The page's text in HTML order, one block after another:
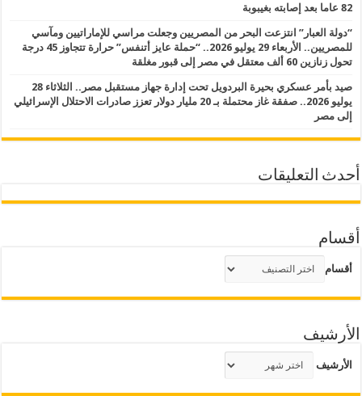
82 عاما بعد إصابته بغيبوبة
“دولة العبار” انتزعت البحر من المصريين وجعلت مراسي للإماراتيين ومآسي
للمصريين.. الأربعاء 29 يوليو 2026.. “حملة عايز أتنفس” حرارة تتجاوز 45 درجة
تحول زنازين 60 ألف معتقل في مصر إلى قبور مغلقة
صيد بأمر عسكري بحيرة البردويل تحت إدارة جهاز مستقبل مصر.. الثلاثاء 28
يوليو 2026.. صفقة غاز محتملة بـ 20 مليار دولار تعزز صادرات الاحتلال الإسرائيلي
إلى مصر
أحدث التعليقات
أقسام
أقسام
الأرشيف
الأرشيف